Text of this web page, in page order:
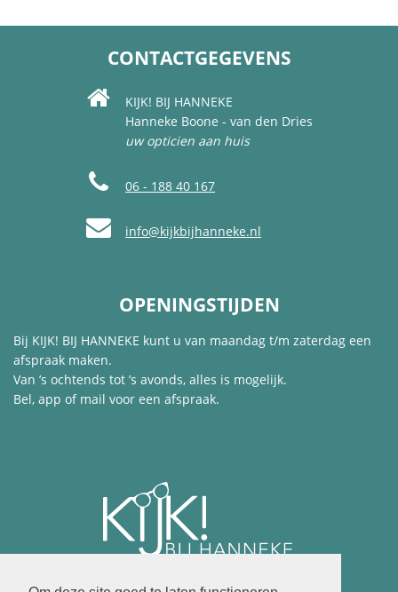
CONTACTGEGEVENS
KIJK! BIJ HANNEKE
Hanneke Boone - van den Dries
uw opticien aan huis
06 - 188 40 167
info@kijkbijhanneke.nl
OPENINGSTIJDEN
Bij KIJK! BIJ HANNEKE kunt u van maandag t/m zaterdag een
afspraak maken.
Van ’s ochtends tot ’s avonds, alles is mogelijk.
Bel, app of mail voor een afspraak.